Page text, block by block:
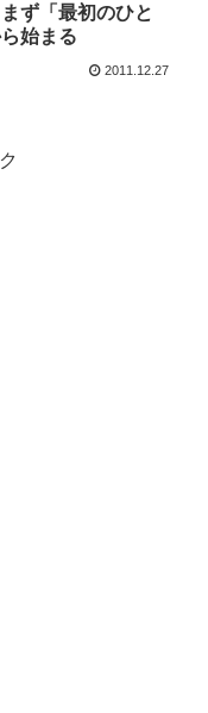
ず「最初のひと
始まる
2011.12.27